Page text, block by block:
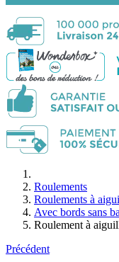
Roulements
Roulements à
Avec bords sans
Roulement à
Précédent